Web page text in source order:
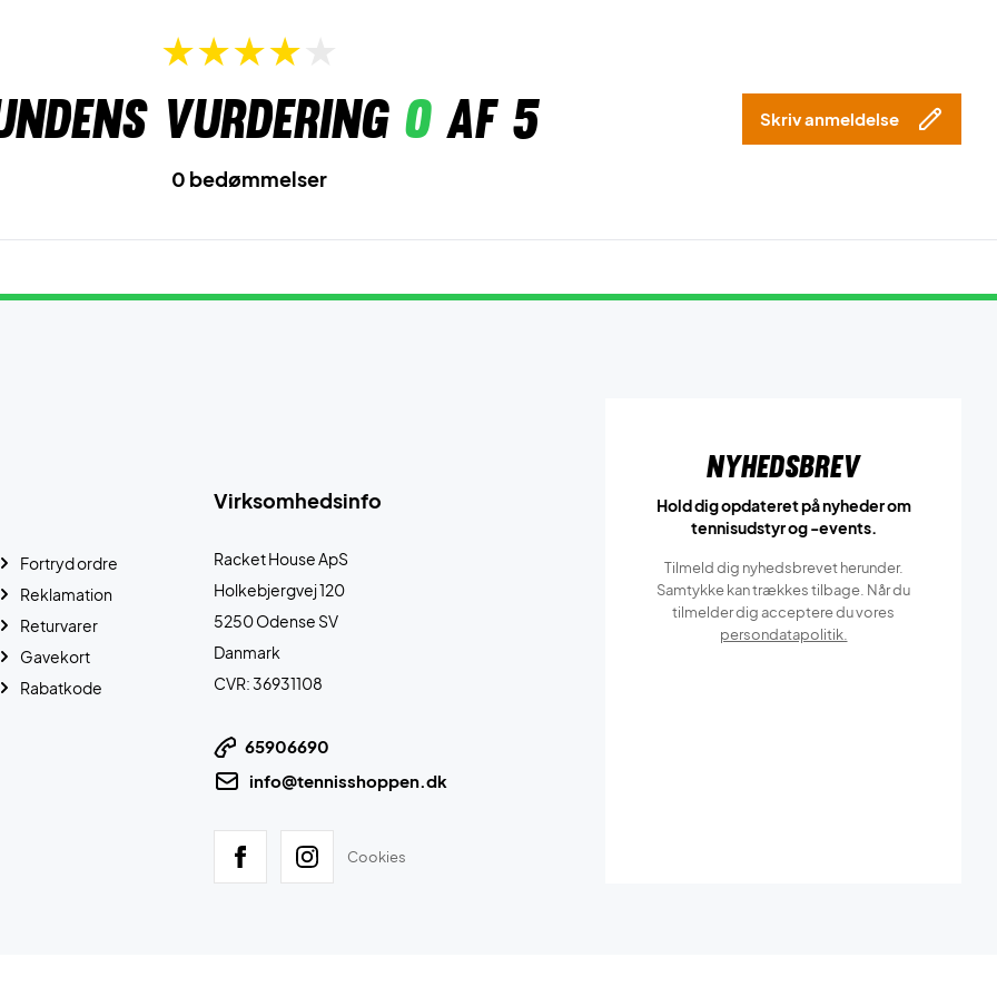
vurdering 0af 5 Skriv anmeldelse
0 bedømmelser
Virksomhedsinfo
Racket House ApS
Holkebjergvej 120
5250 Odense SV
Danmark
CVR: 36931108
65906690
info@tennisshoppen.dk
Cookies
Fortryd ordre
Reklamation
Returvarer
Gavekort
Rabatkode
Nyhedsbrev
Hold dig opdateret på nyheder om
tennisudstyr og -events.
Tilmeld dig nyhedsbrevet herunder.
Samtykke kan trækkes tilbage. Når du
tilmelder dig acceptere du vores
persondatapolitik.